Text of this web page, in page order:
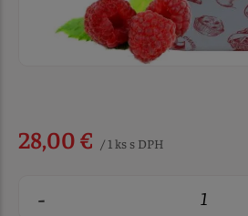
28,00 € / 1 ks s DPH
-